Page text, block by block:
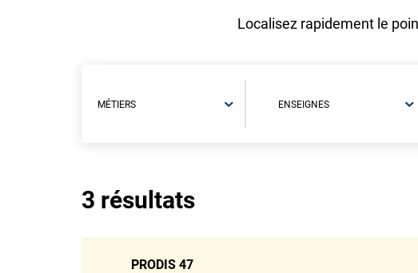
Localisez rapidement le
MÉTIERS ENSEIGNES
3 résultats
PRODIS 47